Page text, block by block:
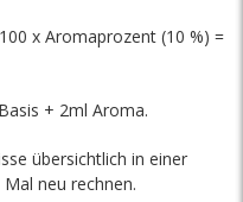
x Aromaprozent (10 %) =
+ 2ml Aroma.
übersichtlich in einer
neu rechnen.